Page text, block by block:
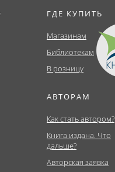
ГДЕ КУПИТЬ
Магазинам
Библиотекам
В розницу
АВТОРАМ
Как стать автором?
Книга издана. Что
дальше?
Авторская заявка